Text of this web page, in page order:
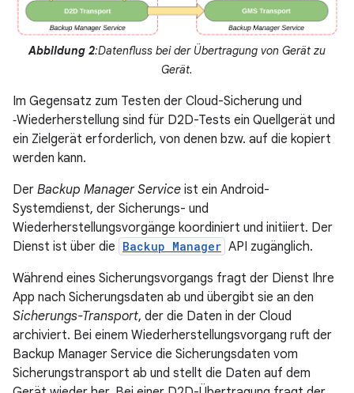
Abbildung 2:Datenfluss bei der Übertragung von Gerät zu
Gerät.
Im Gegensatz zum Testen der Cloud-Sicherung und
‑Wiederherstellung sind für D2D-Tests ein Quellgerät und
ein Zielgerät erforderlich, von denen bzw. auf die kopiert
werden kann.
Der Backup Manager Service ist ein Android-
Systemdienst, der Sicherungs- und
Wiederherstellungsvorgänge koordiniert und initiiert. Der
Dienst ist über die Backup Manager API zugänglich.
Während eines Sicherungsvorgangs fragt der Dienst Ihre
App nach Sicherungsdaten ab und übergibt sie an den
Sicherungs-Transport, der die Daten in der Cloud
archiviert. Bei einem Wiederherstellungsvorgang ruft der
Backup Manager Service die Sicherungsdaten vom
Sicherungstransport ab und stellt die Daten auf dem